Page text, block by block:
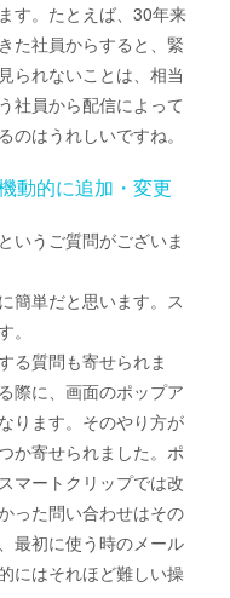
す。たとえば、30年来
た社員からすると、緊
られないことは、相当
社員から配信によって
のはうれしいですね。
動的に追加・変更
いうご質問がございま
簡単だと思います。ス
。
る質問も寄せられま
際に、画面のポップア
ります。そのやり方が
か寄せられました。ポ
マートクリップでは改
った問い合わせはその
最初に使う時のメール
にはそれほど難しい操